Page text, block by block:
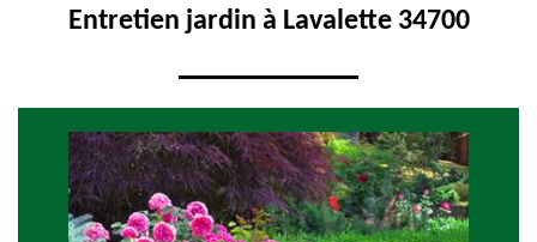
Entretien jardin à Lavalette 34700